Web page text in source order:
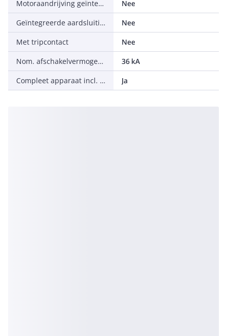
Motoraandrijving geïntegreerd
Nee
Geïntegreerde aardsluitingsbeveiliging
Nee
Met tripcontact
Nee
Nom. afschakelvermogen Icu bij 400 V, 50 Hz
36 kA
Compleet apparaat incl. beveiligingsunit
Ja